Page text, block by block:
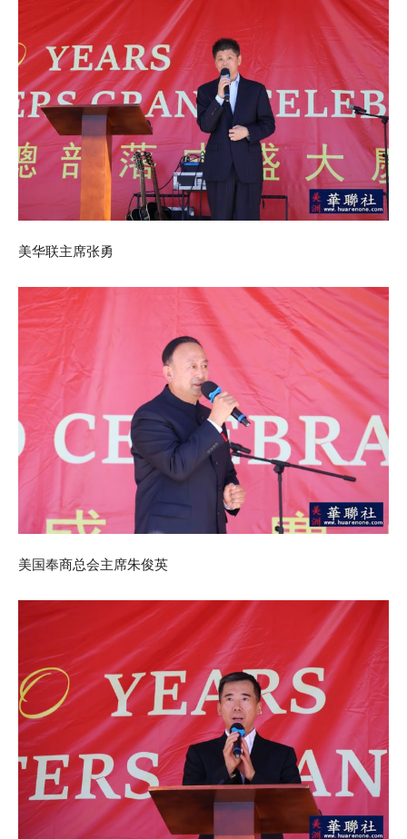
美华联主席张勇
美国奉商总会主席朱俊英